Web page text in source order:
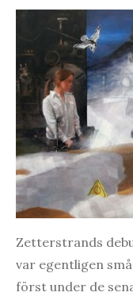
Zetterstrands
var egentligen
först under de